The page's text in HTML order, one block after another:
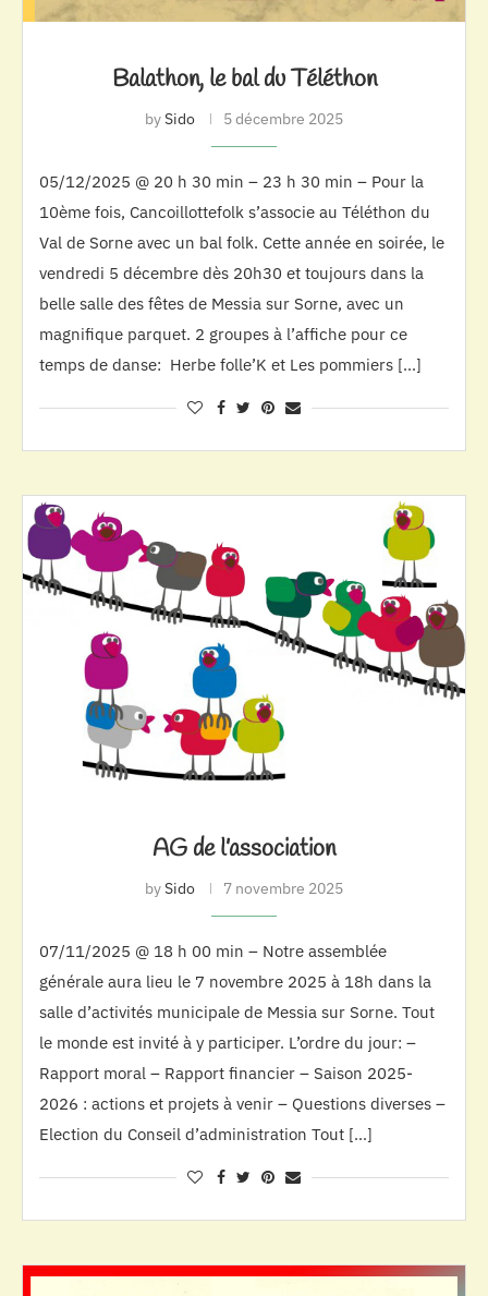
Balathon, le bal du Téléthon
bySido 5 décembre 2025
05/12/2025 @ 20 h 30 min – 23 h 30 min – Pour la
10ème fois, Cancoillottefolk s’associe au Téléthon du
Val de Sorne avec un bal folk. Cette année en soirée, le
vendredi 5 décembre dès 20h30 et toujours dans la
belle salle des fêtes de Messia sur Sorne, avec un
magnifique parquet. 2 groupes à l’affiche pour ce
temps de danse: Herbe folle’K et Les pommiers […]
AG de l’association
bySido 7 novembre 2025
07/11/2025 @ 18 h 00 min – Notre assemblée
générale aura lieu le 7 novembre 2025 à 18h dans la
salle d’activités municipale de Messia sur Sorne. Tout
le monde est invité à y participer. L’ordre du jour: –
Rapport moral – Rapport financier – Saison 2025-
2026 : actions et projets à venir – Questions diverses –
Election du Conseil d’administration Tout […]